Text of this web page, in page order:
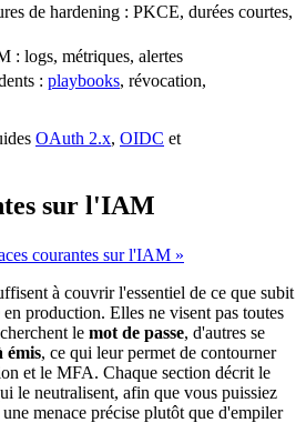
de hardening : PKCE, durées courtes,
: logs, métriques, alertes
: playbooks, révocation,
OAuth 2.x, OIDC et
sur l'IAM
courantes sur l'IAM »
à couvrir l'essentiel de ce que subit
en production. Elles ne visent pas toutes
le mot de passe, d'autres se
émis, ce qui leur permet de contourner
et le MFA. Chaque section décrit le
le neutralisent, afin que vous puissiez
menace précise plutôt que d'empiler